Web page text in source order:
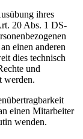
ihres
20 Abs. 1 DS-
einen anderen
dies technisch
und
werden.
einen Mitarbeiter
wenden.